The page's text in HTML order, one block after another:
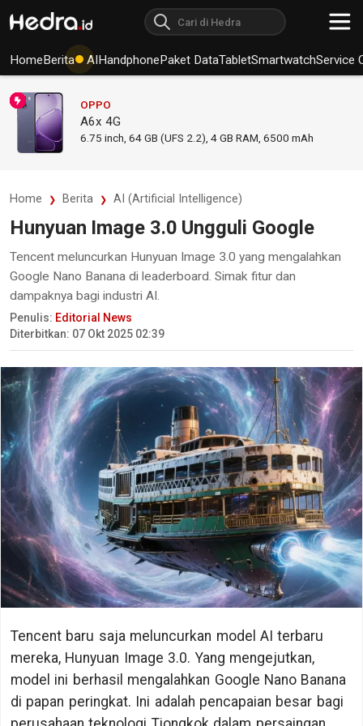
HomeBerita AIHandphonePaket DataTabletSmartwatchService
OPPO
A6x 4G
6.75 inch, 64 GB (UFS 2.2), 4 GB RAM 6500 mAh
Home Berita AI (Artificial Intelligence)
Hunyuan Image 3.0 Ungguli Google
Tencent meluncurkan Hunyuan Image 3.0 yang mengalahkan
Google Nano Banana di leaderboard. Simak fitur dan
dampaknya bagi industri AI.
Penulis: Editorial News
Diterbitkan: 07 Okt 2025 02:39
Tencent baru saja meluncurkan model AI terbaru
mereka, Hunyuan Image 3.0. Yang mengejutkan,
model ini berhasil mengalahkan Google Nano Banana
di papan peringkat. Ini adalah pencapaian besar bagi